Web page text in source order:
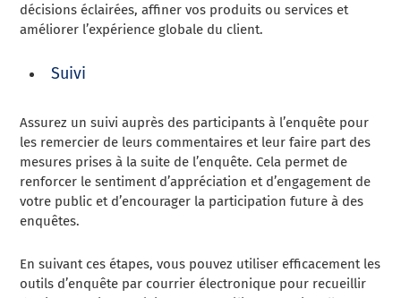
décisions éclairées, affiner vos produits ou services et
améliorer l’expérience globale du client.
Suivi
Assurez un suivi auprès des participants à l’enquête pour
les remercier de leurs commentaires et leur faire part des
mesures prises à la suite de l’enquête. Cela permet de
renforcer le sentiment d’appréciation et d’engagement de
votre public et d’encourager la participation future à des
enquêtes.
En suivant ces étapes, vous pouvez utiliser efficacement les
outils d’enquête par courrier électronique pour recueillir